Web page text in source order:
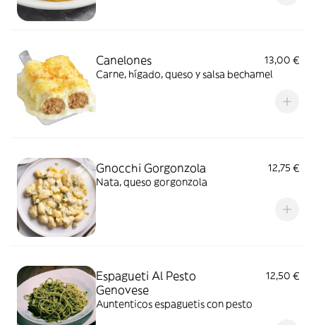
Canelones
13,00 €
Carne, hígado, queso y salsa bechamel
Gnocchi Gorgonzola
12,75 €
Nata, queso gorgonzola
Espagueti Al Pesto
Genovese
12,50 €
Auntenticos espaguetis con pesto